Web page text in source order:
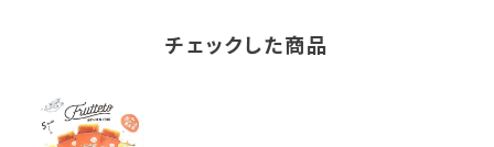
チェックした商品